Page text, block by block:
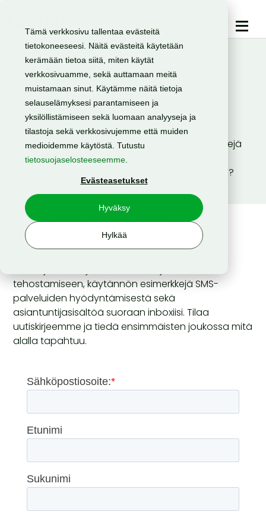
Tämä verkkosivu tallentaa evästeitä
tietokoneeseesi. Näitä evästeitä käytetään
kerämään tietoa siitä, miten käytät
verkkosivuamme, sekä auttamaan meitä
muistamaan sinut. Käytämme näitä tietoja
selauselämyksesi parantamiseen ja
yksilöllistämiseen sekä luomaan analyyseja ja
tilastoja sekä verkkosivujemme että muiden
medioidemme käytöstä. Tutustu
tietosuojaselosteeseemme
Evästeasetukset
Hyväksy
Hylkää
Tilaa Quriirin
uutiskirje
Haluatko pysyä ajan tasalla viestinnän
uusimmista tuulista, saada käytännön vinkkejä
SMS- ja sähköpostiviestintään sekä kuulla
ensimmäisten joukossa, mitä Quriirille kuuluu?
Ei hyödytöntä spämmiä, vaan
tiukkaa asiaa ja kuulumisia
tehostamiseen, käytännön esimerkkejä SMS-
palveluiden hyödyntämisestä sekä
asiantuntijasisältöä suoraan inboxiisi. Tilaa
uutiskirjeemme ja tiedä ensimmäisten joukossa mitä
alalla tapahtuu.